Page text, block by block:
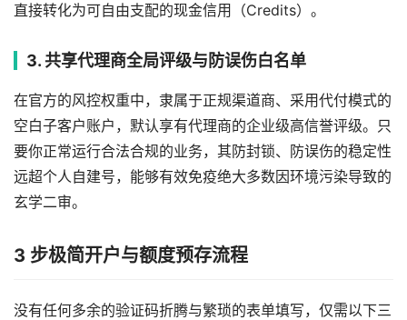
直接转化为可自由支配的现金信用（Credits）。
3. 共享代理商全局评级与防误伤白名单
在官方的风控权重中，隶属于正规渠道商、采用代付模式的
空白子客户账户，默认享有代理商的企业级高信誉评级。只
要你正常运行合法合规的业务，其防封锁、防误伤的稳定性
远超个人自建号，能够有效免疫绝大多数因环境污染导致的
玄学二审。
3 步极简开户与额度预存流程
没有任何多余的验证码折腾与繁琐的表单填写，仅需以下三